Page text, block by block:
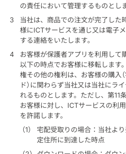
の責任において管理するものとしま
当社は、商品での注文が完了した
様にICTサービスを通じ又は電子
する連絡をいたします。
お客様が保護者アプリを利用して
以下の時点でお客様に移転します
権その他の権利は、お客様の購入
ド）に関わらず当社又は当社にラ
れるものとします。ただし、第11
お客様に対し、ICTサービスの利
を許諾します。
宅配受取りの場合：当社よ
定住所に到達した時点